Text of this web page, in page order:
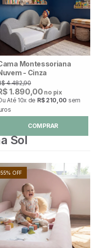
Montessoriana
- Cinza
4.482,90
1.890,00no pix
Até 10x de R$ 210,00 sem
COMPRAR
Sol
55% OFF